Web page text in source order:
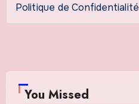
Politique de Confidentialité
You Missed